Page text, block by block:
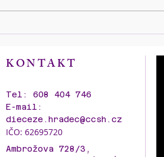
kolem roku stavby i v průběhu
nového modelu p. Pavla
Šťastného.
KONTAKT
Tel: 608 404 746
E-mail:
dieceze.hradec@ccsh.cz
IČO: 62695720
Ambrožova 728/3,